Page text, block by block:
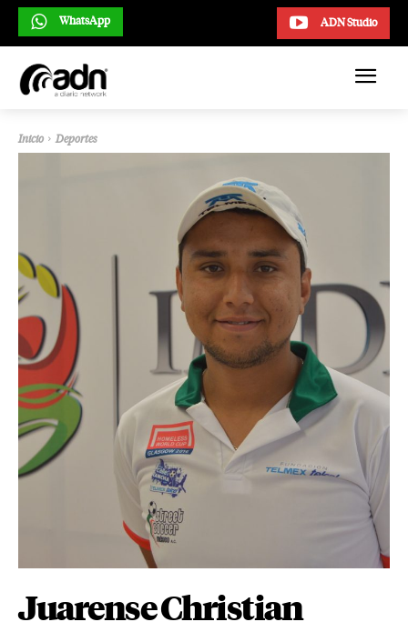
ADN Studio
WhatsApp
Inicio Deportes
Juarense Christian